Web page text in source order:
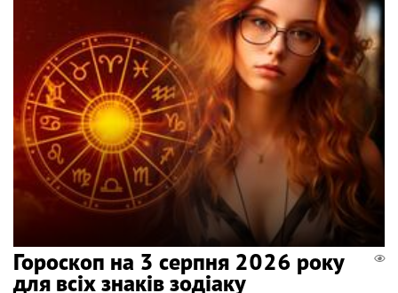
Гороскоп на 3 серпня 2026 року
для всіх знаків зодіаку